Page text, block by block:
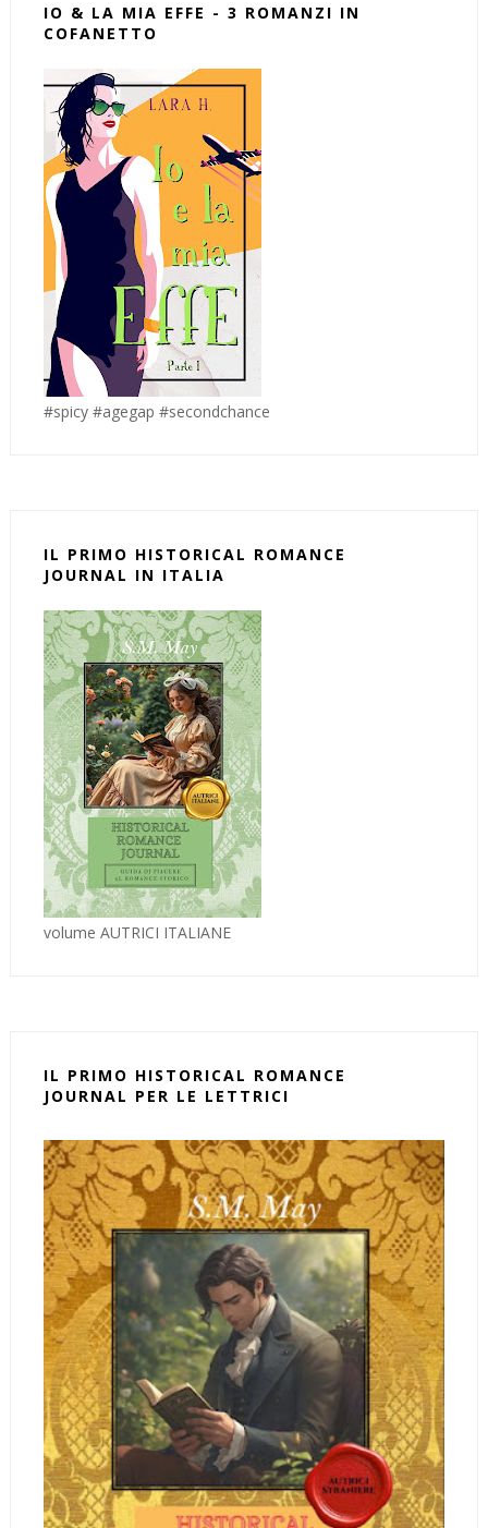
IO & LA MIA EFFE - 3 ROMANZI IN
COFANETTO
#spicy #agegap #secondchance
IL PRIMO HISTORICAL ROMANCE
JOURNAL IN ITALIA
volume AUTRICI ITALIANE
IL PRIMO HISTORICAL ROMANCE
JOURNAL PER LE LETTRICI